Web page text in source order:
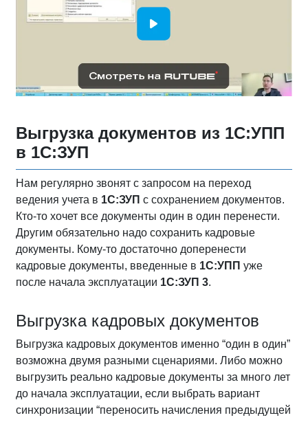
Выгрузка документов из 1С:УПП
в 1С:ЗУП
Нам регулярно звонят с запросом на переход
ведения учета в 1С:ЗУП с сохранением документов.
Кто-то хочет все документы один в один перенести.
Другим обязательно надо сохранить кадровые
документы. Кому-то достаточно доперенести
кадровые документы, введенные в 1С:УПП уже
после начала эксплуатации 1С:ЗУП 3.
Выгрузка кадровых документов
Выгрузка кадровых документов именно “один в один”
возможна двумя разными сценариями. Либо можно
выгрузить реально кадровые документы за много лет
до начала эксплуатации, если выбрать вариант
синхронизации “переносить начисления предыдущей